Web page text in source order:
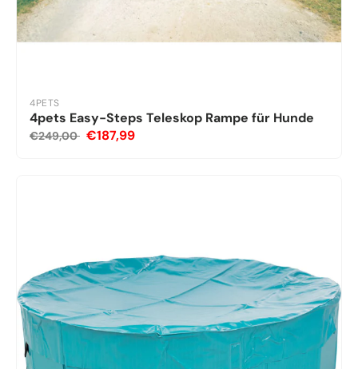
4PETS
4pets Easy-Steps Teleskop Rampe für Hunde
€249,00 €187,99